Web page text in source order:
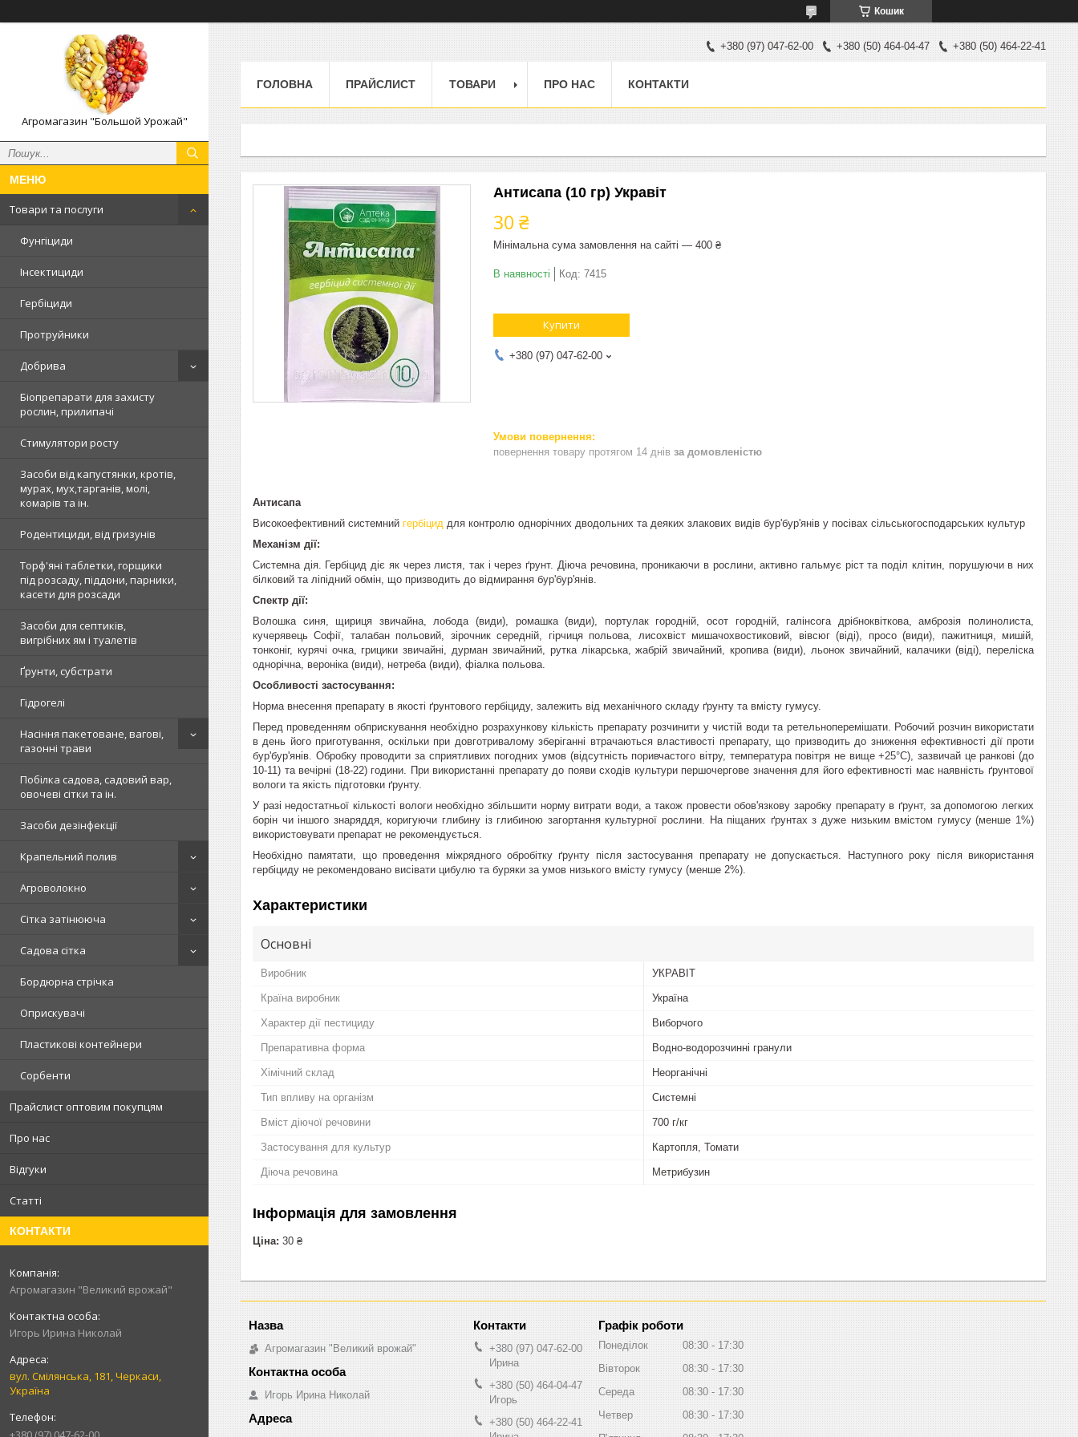
Кошик
Агромагазин "Большой Урожай"
Товари та послуги
Фунгіциди
Інсектициди
Гербіциди
Протруйники
Добрива
Біопрепарати для захисту
рослин, прилипачі
Стимулятори росту
Засоби від капустянки, кротів,
мурах, мух,тарганів, молі,
комарів та ін.
Родентициди, від гризунів
Торф'яні таблетки, горщики
під розсаду, піддони, парники,
касети для розсади
Засоби для септиків,
вигрібних ям і туалетів
Ґрунти, субстрати
Гідрогелі
Насіння пакетоване, вагові,
газонні трави
Побілка садова, садовий вар,
овочеві сітки та ін.
Засоби дезінфекції
Крапельний полив
Агроволокно
Сітка затінююча
Садова сітка
Бордюрна стрічка
Оприскувачі
Пластикові контейнери
Сорбенти
Прайслист оптовим покупцям
Про нас
Відгуки
Статті
КОНТАКТИ
Агромагазин "Великий врожай"
Игорь Ирина Николай
вул. Смілянська, 181, Черкаси,
Україна
+380 (97) 047-62-00 +380 (50) 464-04-47 +380 (50) 464-22-41
ГОЛОВНА ПРАЙСЛИСТ ТОВАРИ ПРО НАС КОНТАКТИ
Антисапа (10 гр) Укравіт
30 ₴
Мінімальна сума замовлення на сайті — 400 ₴
В наявності Код: 7415
Купити
+380 (97) 047-62-00
повернення товару протягом 14 днів за домовленістю
Антисапа
Високоефективний системний гербіцид для контролю однорічних дводольних та деяких злакових видів бур'бур'янів у посівах сільськогосподарських культур
Механізм дії:
Системна дія. Гербіцид діє як через листя, так і через ґрунт. Діюча речовина, проникаючи в рослини, активно гальмує ріст та поділ клітин, порушуючи в них
білковий та ліпідний обмін, що призводить до відмирання бур'бур'янів.
Спектр дії:
Волошка синя, щириця звичайна, лобода (види), ромашка (види), портулак городній, осот городній, галінсога дрібноквіткова, амброзія полинолиста,
кучерявець Софії, талабан польовий, зірочник середній, гірчиця польова, лисохвіст мишачохвостиковий, вівсюг (віді), просо (види), пажитниця, мишій,
тонконіг, курячі очка, грицики звичайні, дурман звичайний, рутка лікарська, жабрій звичайний, кропива (види), льонок звичайний, калачики (віді), переліска
однорічна, вероніка (види), нетреба (види), фіалка польова.
Особливості застосування:
Норма внесення препарату в якості ґрунтового гербіциду, залежить від механічного складу ґрунту та вмісту гумусу.
Перед проведенням обприскування необхідно розрахункову кількість препарату розчинити у чистій води та ретельноперемішати. Робочий розчин використати
в день його приготування, оскільки при довготривалому зберіганні втрачаються властивості препарату, що призводить до зниження ефективності дії проти
бур'бур'янів. Обробку проводити за сприятливих погодних умов (відсутність поривчастого вітру, температура повітря не вище +25°С), зазвичай це ранкові (до
10-11) та вечірні (18-22) години. При використанні препарату до появи сходів культури першочергове значення для його ефективності має наявність ґрунтової
вологи та якість підготовки ґрунту.
У разі недостатньої кількості вологи необхідно збільшити норму витрати води, а також провести обов'язкову заробку препарату в ґрунт, за допомогою легких
борін чи іншого знаряддя, коригуючи глибину із глибиною загортання культурної рослини.
На піщаних ґрунтах з дуже низьким вмістом гумусу (менше 1%)
використовувати препарат не рекомендується.
Необхідно памятати, що проведення міжрядного обробітку ґрунту після застосування препарату не допускається. Наступного року після використання
гербіциду не рекомендовано висівати цибулю та буряки за умов низького вмісту гумусу (менше 2%).
Характеристики
Основні
Виробник УКРАВІТ
Країна виробник Україна
Характер дії пестициду Виборчого
Препаративна форма Водно-водорозчинні гранули
Хімічний склад Неорганічні
Тип впливу на організм Системні
Вміст діючої речовини 700 г/кг
Застосування для культур Картопля, Томати
Діюча речовина Метрибузин
Інформація для замовлення
Ціна: 30 ₴
Агромагазин "Великий врожай"
Игорь Ирина Николай
+380 (97) 047-62-00
Ирина
+380 (50) 464-04-47
Игорь
+380 (50) 464-22-41
Графік роботи
Понеділок 08:30
17:30
Вівторок
08:30
17:30
Середа
08:30
17:30
Четвер
08:30
17:30